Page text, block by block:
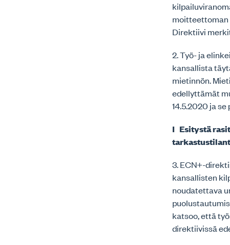
moitteettoman
Direktiivi
2. Työ- ja
kansallista
mietinnön.
edellyttämät
14.5.2020 ja
I Esitystä
3. ECN+-
kansallisten
noudatettava
katsoo, että
direktiivissä